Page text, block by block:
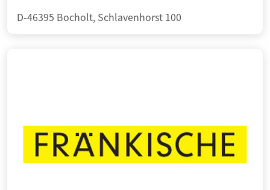
D-46395 Bocholt, Schlavenhorst 100